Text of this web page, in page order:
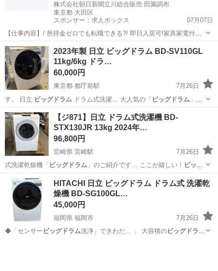
株式会社朝日新聞立川総合販売 田園調布
東京都 大田区
スポンサー：求人ボックス
07月07日
【仕事内容】/ 所持金ゼロでも転職できる?! 即日入居可!家具家電付き
の寮・社宅あり! 引っ越しや上京の費用は”すべて”負担します 必ず面
接!電話面接もOK! 魅力ポイント 家具家電付きの寮・社宅を完備 無資
格・未経験OK! 年齢...
アルバイト・パート
2023年製 日立 ビッグドラム BD-SV110GL
11kg/6kg ドラ…
60,000円
東京都 都庁前駅
7月26日
す。 日立 ビッグドラム ドラム式洗濯… 大人気の「 ビッグドラム 」シ
リーズです…
東京 新宿区 都庁前駅 生活家電
【ジ871】日立 ドラム式洗濯機 BD-
STX130JR 13kg 2024年…
96,800円
宮崎県 宮崎駅
7月26日
式洗濯乾燥機「 ビッグドラム」のご紹介です… ここが嬉しい！ ビッグ
ドラムのおすすめポイ…
宮崎 宮崎市 生活家電
HITACHI 日立 ビッグドラム ドラム式 洗濯乾
燥機 BD-SG100GL…
45,000円
福岡県 福岡市
7月26日
◆「センサー ビッグドラム洗浄」できわだ… 」 大容積のビッグドラム